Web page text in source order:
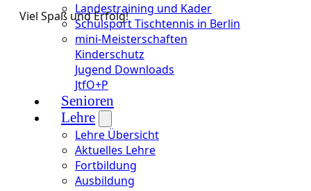
Landestraining und Kader
Schulsport Tischtennis in Berlin
mini-Meisterschaften
Kinderschutz
Jugend Downloads
JtfO+P
Senioren
Lehre
Lehre Übersicht
Aktuelles Lehre
Fortbildung
Ausbildung
Viel Spaß und Erfolg!